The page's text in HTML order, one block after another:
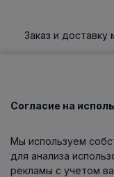
Заказ и
Каталог
О компании
Согласие на
Мы используем
для анализа
рекламы с учетом